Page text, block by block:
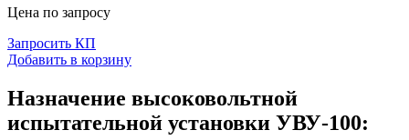
Цена по запросу
Запросить КП
Добавить в корзину
Назначение высоковольтной
испытательной установки УВУ-100: